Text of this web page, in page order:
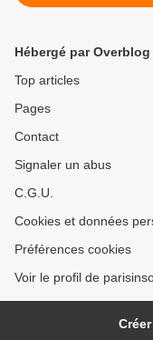
Hébergé par Overblog
Top articles
Pages
Contact
Signaler un abus
C.G.U.
Cookies et données
Préférences cookies
Voir le profil de